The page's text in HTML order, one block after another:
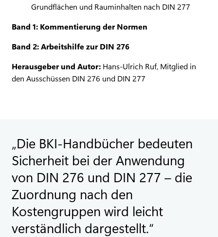
Grundflächen und Rauminhalten nach DIN 277
Band 1: Kommentierung der Normen
Band 2: Arbeitshilfe zur DIN 276
Herausgeber und Autor: Hans-Ulrich Ruf, Mitglied in
den Ausschüssen DIN 276 und DIN 277
Die BKI-Handbücher bedeuten
Sicherheit bei der Anwendung
von DIN 276 und DIN 277 – die
Zuordnung nach den
Kostengruppen wird leicht
verständlich dargestellt.